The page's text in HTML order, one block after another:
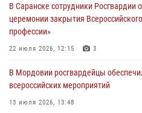
В Саранске сотрудники Росгвардии
повредившего имущество в кафе
06 августа 2026, 07:03
незамедлительно
05 августа 2026, 15:04
В Саранске сотрудники Росгвардии
церемонии закрытия
профессии»
22 июля 2026, 12:15 3
В Мордовии росгвардейцы
всероссийских мероприятий
13 июля 2026, 13:48